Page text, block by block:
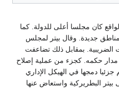
كان مجلسا أعلى للدولة. كما
جديدة. وقال بيتر لمجلس
الضريبية. بمقابل ذلك تضاعفت
حكمه. كجزء من عملية إصلاح
جزئيا دمجها في الهيكل الإداري
بيتر البطريركية واستعاض عنها